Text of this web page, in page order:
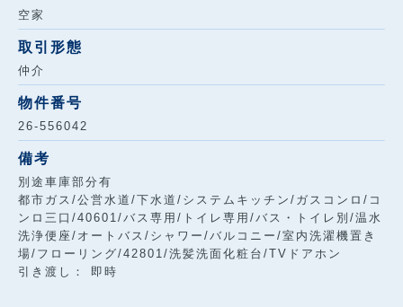
空家
取引形態
仲介
物件番号
26-556042
備考
別途車庫部分有
都市ガス/公営水道/下水道/システムキッチン/ガスコンロ/コ
ンロ三口/40601/バス専用/トイレ専用/バス・トイレ別/温水
洗浄便座/オートバス/シャワー/バルコニー/室内洗濯機置き
場/フローリング/42801/洗髪洗面化粧台/TVドアホン
引き渡し： 即時